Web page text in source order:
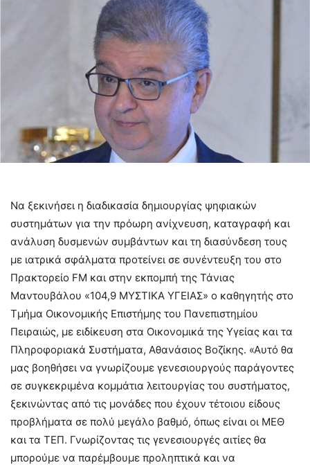
Nα ξεκινήσει η διαδικασία δημιουργίας ψηφιακών
συστημάτων για την πρόωρη ανίχνευση, καταγραφή και
ανάλυση δυσμενών συμβάντων και τη διασύνδεση τους
με ιατρικά σφάλματα προτείνει σε συνέντευξη του στο
Πρακτορείο FM και στην εκπομπή της Τάνιας
Μαντουβάλου «104,9 ΜΥΣΤΙΚΑ ΥΓΕΙΑΣ» ο καθηγητής στο
Τμήμα Οικονομικής Επιστήμης του Πανεπιστημίου
Πειραιώς, με ειδίκευση στα Οικονομικά της Υγείας και τα
Πληροφοριακά Συστήματα, Αθανάσιος Βοζίκης. «Αυτό θα
μας βοηθήσει να γνωρίζουμε γενεσιουργούς παράγοντες
σε συγκεκριμένα κομμάτια λειτουργίας του συστήματος,
ξεκινώντας από τις μονάδες που έχουν τέτοιου είδους
προβλήματα σε πολύ μεγάλο βαθμό, όπως είναι οι ΜΕΘ
και τα ΤΕΠ. Γνωρίζοντας τις γενεσιουργές αιτίες θα
μπορούμε να παρέμβουμε προληπτικά και να